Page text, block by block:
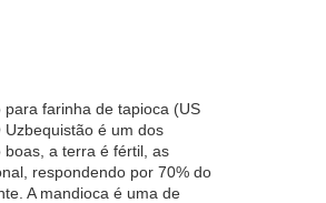
farinha de tapioca (US
é um dos
boas, a terra é fértil, as
respondendo por 70% do
A mandioca é uma de